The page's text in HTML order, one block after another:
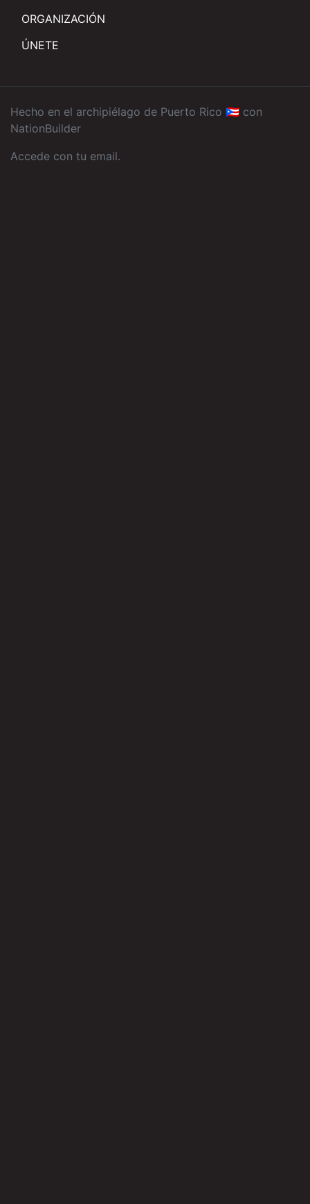
ORGANIZACIÓN
ÚNETE
Hecho en el archipiélago de Puerto Rico 🇵🇷 con
NationBuilder
Accede con tu email.